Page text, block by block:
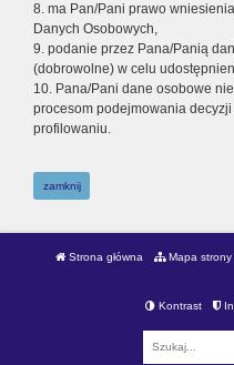
8. ma Pan/Pani prawo
Danych Osobowych,
9. podanie przez Pana/Panią
(dobrowolne) w celu
10. Pana/Pani dane osobowe
procesom podejmowania
profilowaniu.
zamknij
Strona główna Mapa strony
Kontrast